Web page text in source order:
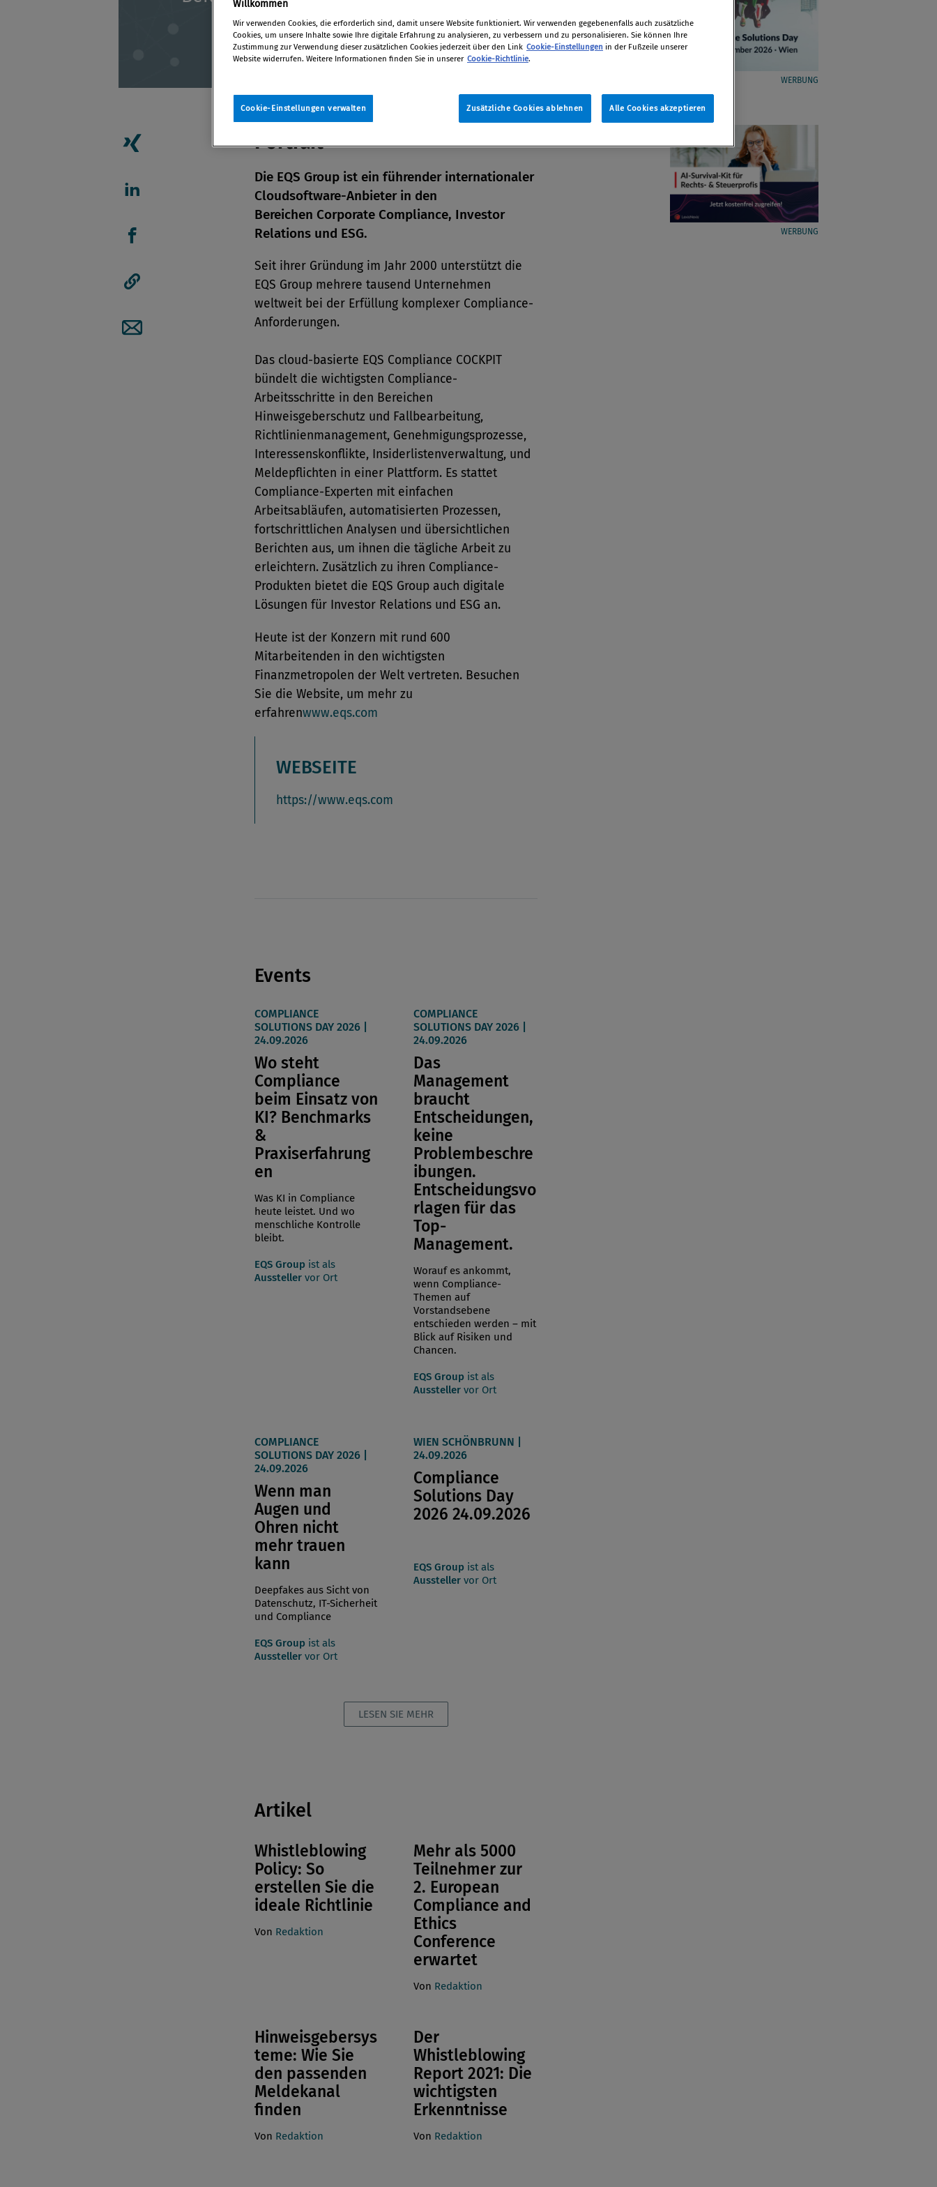
Artikel auf linkedIn teilen
Artikel auf Facebook teilen
Artikellink kopieren
Artikel per Mail teilen
Portrait
Die EQS Group ist ein führender internationaler
Cloudsoftware-Anbieter in den
Bereichen Corporate Compliance, Investor
Relations und ESG.
Seit ihrer Gründung im Jahr 2000 unterstützt die
EQS Group mehrere tausend Unternehmen
weltweit bei der Erfüllung komplexer Compliance-
Anforderungen.
Das cloud-basierte EQS Compliance COCKPIT
bündelt die wichtigsten Compliance-
Arbeitsschritte in den Bereichen
Hinweisgeberschutz und Fallbearbeitung,
Richtlinienmanagement, Genehmigungsprozesse,
Interessenskonflikte, Insiderlistenverwaltung, und
Meldepflichten in einer Plattform. Es stattet
Compliance-Experten mit einfachen
Arbeitsabläufen, automatisierten Prozessen,
fortschrittlichen Analysen und übersichtlichen
Berichten aus, um ihnen die tägliche Arbeit zu
erleichtern. Zusätzlich zu ihren Compliance-
Produkten bietet die EQS Group auch digitale
Lösungen für Investor Relations und ESG an.
Heute ist der Konzern mit rund 600
Mitarbeitenden in den wichtigsten
Finanzmetropolen der Welt vertreten. Besuchen
Sie die Website, um mehr zu
erfahrenwww.eqs.com
WEBSEITE
https://www.eqs.com
Events
COMPLIANCE
SOLUTIONS DAY 2026 |
24.09.2026
Wo steht
Compliance
beim Einsatz von
KI? Benchmarks
&
Praxiserfahrung
en
Was KI in Compliance
heute leistet. Und wo
menschliche Kontrolle
bleibt.
EQS Group ist als
Aussteller vor Ort
COMPLIANCE
SOLUTIONS DAY 2026 |
24.09.2026
Das
Management
braucht
Entscheidungen,
keine
Problembeschre
ibungen.
Entscheidungsvo
rlagen für das
Top-
Management.
Worauf es ankommt,
wenn Compliance-
Themen auf
Vorstandsebene
entschieden werden – mit
Blick auf Risiken und
Chancen.
EQS Group ist als
Ausstellervor Ort
COMPLIANCE
SOLUTIONS DAY 2026 |
24.09.2026
Wenn man
Augen und
Ohren nicht
mehr trauen
kann
Deepfakes aus Sicht von
Datenschutz, IT-Sicherheit
und Compliance
EQS Group ist als
Aussteller vor Ort
WIEN SCHÖNBRUNN |
24.09.2026
Compliance
Solutions Day
2026 24.09.2026
EQS Group ist als
Ausstellervor Ort
LESEN SIE MEHR
Artikel
Whistleblowing
Policy: So
erstellen Sie die
ideale Richtlinie
Von Redaktion
Mehr als 5000
Teilnehmer zur
2. European
Compliance and
Ethics
Conference
erwartet
Von Redaktion
Hinweisgebersys
teme: Wie Sie
den passenden
Meldekanal
finden
Von Redaktion
Der
Whistleblowing
Report 2021: Die
wichtigsten
Erkenntnisse
Von Redaktion
WERBUNG
WERBUNG
Willkommen
Wir verwenden Cookies, die erforderlich sind, damit unsere Website funktioniert. Wir verwenden gegebenenfalls auch zusätzliche
Cookies, um unsere Inhalte sowie Ihre digitale Erfahrung zu analysieren, zu verbessern und zu personalisieren. Sie können Ihre
Zustimmung zur Verwendung dieser zusätzlichen Cookies jederzeit über den Link Cookie-Einstellungen in der Fußzeile unserer
Website widerrufen. Weitere Informationen finden Sie in unserer Cookie-Richtlinie.
Zusätzliche Cookies ablehnen Alle Cookies akzeptieren
Cookie-Einstellungen verwalten